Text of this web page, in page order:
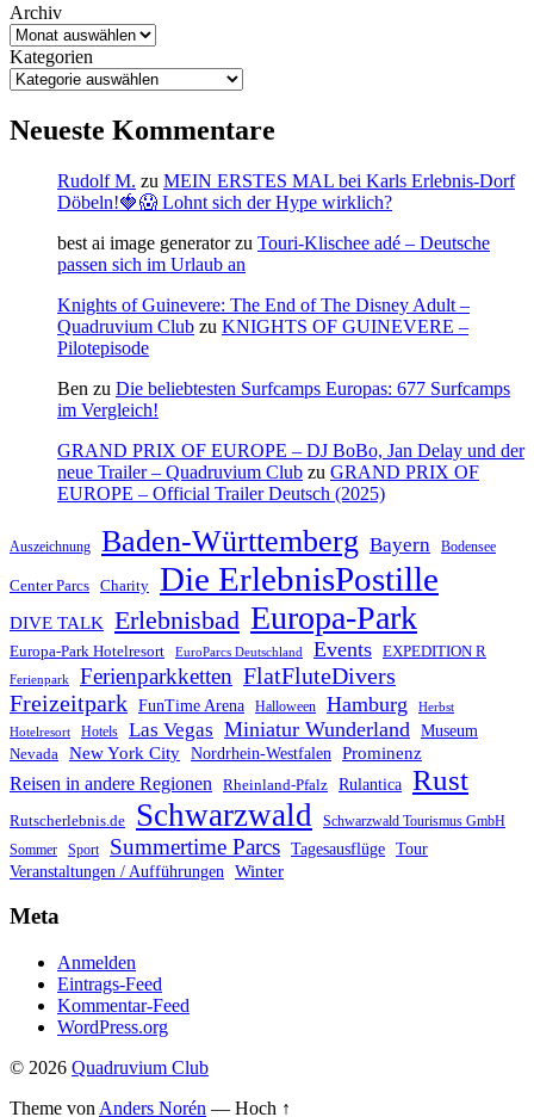
Archiv
Kategorien
Neueste Kommentare
Rudolf M. zu MEIN ERSTES MAL bei Karls Erlebnis-Dorf
Döbeln!🍓😱 Lohnt sich der Hype wirklich?
best ai image generatorzu Touri-Klischee adé – Deutsche
passen sich im Urlaub an
Knights of Guinevere: The End of The Disney Adult –
Quadruvium Club zu KNIGHTS OF GUINEVERE –
Pilotepisode
Ben zu Die beliebtesten Surfcamps Europas: 677 Surfcamps
im Vergleich!
GRAND PRIX OF EUROPE – DJ BoBo, Jan Delay und der
neue Trailer – Quadruvium Club zu GRAND PRIX OF
EUROPE – Official Trailer Deutsch (2025)
Auszeichnung Baden-Württemberg Bayern Bodensee
Center Parcs Charity Die ErlebnisPostille
DIVE TALK Erlebnisbad Europa-Park
Europa-Park Hotelresort EuroParcs Deutschland Events EXPEDITION R
Ferienpark Ferienparkketten FlatFluteDivers
Freizeitpark FunTime Arena Halloween Hamburg Herbst
Hotelresort Hotels Las Vegas Miniatur Wunderland Museum
Nevada New York City Nordrhein-Westfalen
Prominenz
Reisen in andere Regionen
Rheinland-Pfalz Rulantica Rust
Rutscherlebnis.de Schwarzwald
Schwarzwald Tourismus GmbH
Sommer
Sport Summertime Parcs Tagesausflüge Tour
Veranstaltungen / Aufführungen
Winter
Meta
Anmelden
Eintrags-Feed
Kommentar-Feed
WordPress.org
© 2026 Quadruvium Club
Theme von Anders Norén — Hoch ↑